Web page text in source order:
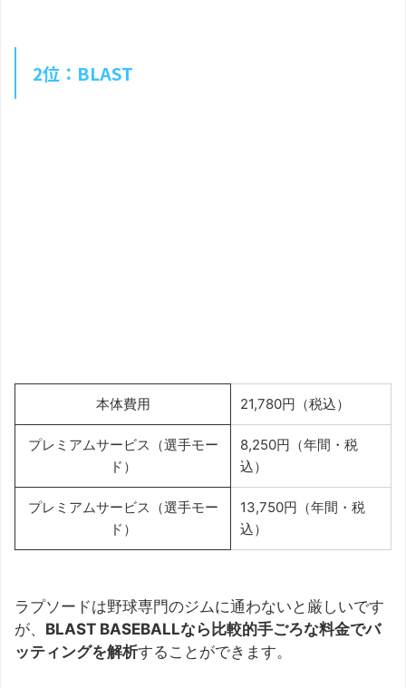
2位：BLAST
本体費用 21,780円（税込）
プレミアムサービス（選手モー
ド）
8,250円（年間・税
込）
プレミアムサービス（選手モー
ド）
13,750円（年間・税
込）
ラプソードは野球専門のジムに通わないと厳しいです
が、 BLAST BASEBALLなら比較的手ごろな料金でバ
ッティングを解析することができます。